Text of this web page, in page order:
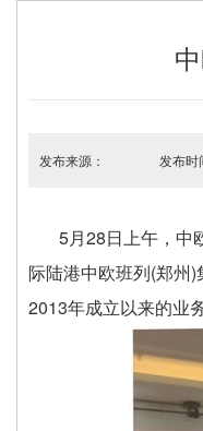
发布来源： 发布
5月28日上午，中
际陆港中欧班列(郑州
2013年成立以来的业